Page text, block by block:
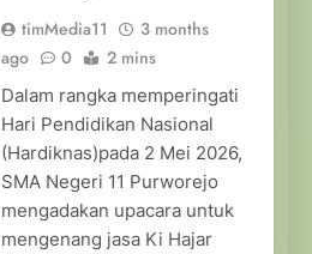
timMedia11
3 months
ago
0 2 mins
Dalam rangka memperingati
Hari Pendidikan Nasional
(Hardiknas)pada 2 Mei 2026,
SMA Negeri 11 Purworejo
mengadakan upacara untuk
mengenang jasa Ki Hajar